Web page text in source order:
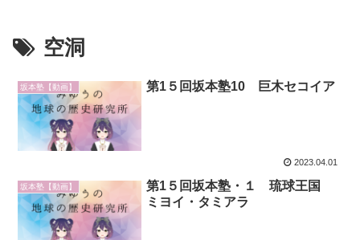
空洞
坂本塾【動画】 第1５回坂本塾10 巨木セコイア
2023.04.01
坂本塾【動画】
第1５回坂本塾・１ 琉球王国
ミヨイ・タミアラ